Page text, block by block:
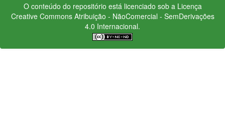
O conteúdo do repositório está licenciado sob a Licença
Creative CommonsAtribuição - NãoComercial - SemDerivações
4.0 Internacional.